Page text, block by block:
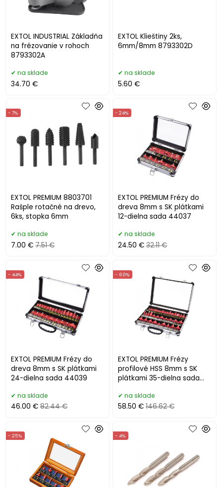
EXTOL INDUSTRIAL Základňa
na frézovanie v rohoch
8793302A
na sklade
34.70 €
EXTOL Klieštiny 2ks,
6mm/8mm 8793302D
na sklade
5.60 €
EXTOL PREMIUM 8803701
Rašple rotačné na drevo,
6ks, stopka 6mm
- 7%
na sklade
7.00 € 7.51 €
EXTOL PREMIUM Frézy do
dreva 8mm s SK plátkami
12-dielna sada 44037
- 24%
na sklade
24.50 € 32.11 €
EXTOL PREMIUM Frézy do
dreva 8mm s SK plátkami
24-dielna sada 44039
- 44%
na sklade
46.00 € 82.44 €
EXTOL PREMIUM Frézy
profilové HSS 8mm s SK
plátkami 35-dielna sada
- 60%
na sklade
58.50 € 146.62 €
- 25% - 4%